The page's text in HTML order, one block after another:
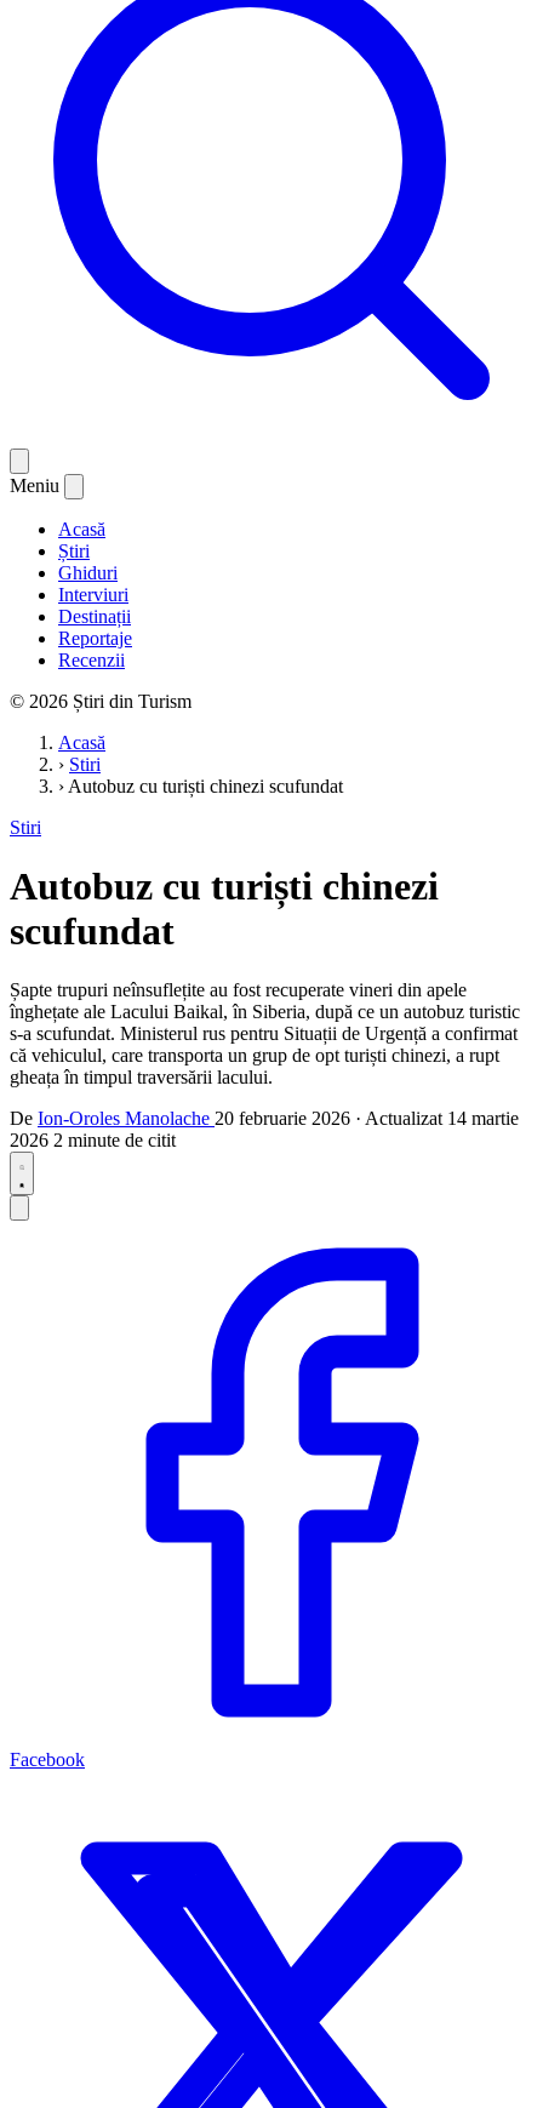
Meniu
Acasă
Știri
Ghiduri
Interviuri
Destinații
Reportaje
Recenzii
© 2026 Știri din Turism
Acasă
› Stiri
› Autobuz cu turiști chinezi scufundat
Stiri
Autobuz cu turiști chinezi
scufundat
Șapte trupuri neînsuflețite au fost recuperate vineri din apele
înghețate ale Lacului Baikal, în Siberia, după ce un autobuz turistic
s-a scufundat. Ministerul rus pentru Situații de Urgență a confirmat
că vehiculul, care transporta un grup de opt turiști chinezi, a rupt
gheața în timpul traversării lacului.
De Ion-Oroles Manolache 20 februarie 2026 · Actualizat 14 martie
2026 2 minute de citit
Facebook